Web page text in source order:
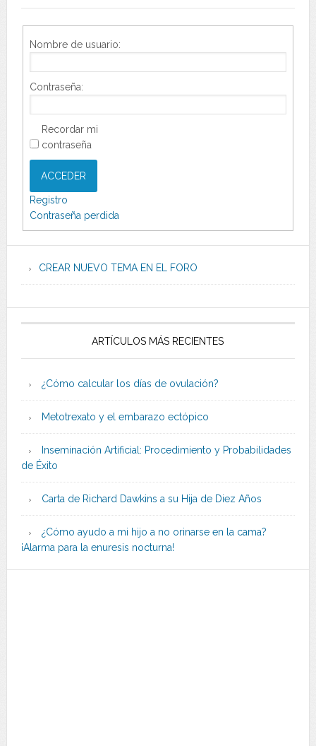
Nombre de usuario:
Contraseña:
Recordar mi
contraseña
ACCEDER
Registro
Contraseña perdida
CREAR NUEVO TEMA EN EL FORO
ARTÍCULOS MÁS RECIENTES
¿Cómo calcular los días de ovulación?
Metotrexato y el embarazo ectópico
Inseminación Artificial: Procedimiento y Probabilidades
de Éxito
Carta de Richard Dawkins a su Hija de Diez Años
¿Cómo ayudo a mi hijo a no orinarse en la cama?
¡Alarma para la enuresis nocturna!